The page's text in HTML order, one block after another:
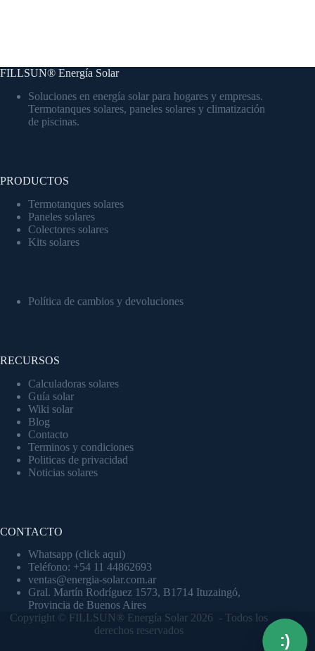
FILLSUN® Energía Solar
Soluciones en energía solar para hogares y empresas.
Termotanques solares, paneles solares y climatización
de piscinas.
PRODUCTOS
Termotanques solares
Paneles solares
Colectores solares
Kits solares
Política de cambios y devoluciones
RECURSOS
Calculadoras solares
Guía solar
Wiki solar
Blog
Contacto
Terminos y condiciones
Politicas de privacidad
Noticias solares
CONTACTO
Whatsapp (click aqui)
Teléfono: +54 11 44862693
ventas@energia-solar.com.ar
Gral. Martín Rodríguez 1573, B1714 Ituzaingó,
Provincia de Buenos Aires
Copyright © FILLSUN® Energía Solar 2026 - Todos los
derechos reservados
Luz
:)